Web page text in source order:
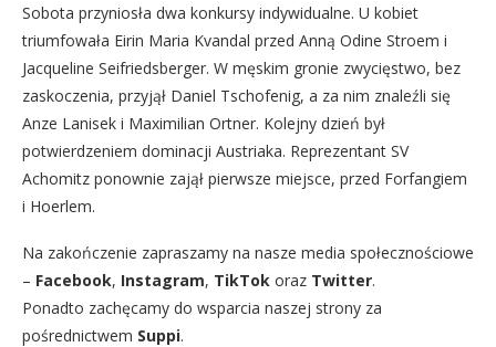
Sobota przyniosła dwa konkursy indywidualne. U kobiet
triumfowała Eirin Maria Kvandal przed Anną Odine Stroem i
Jacqueline Seifriedsberger. W męskim gronie zwycięstwo, bez
zaskoczenia, przyjął Daniel Tschofenig, a za nim znaleźli się
Anze Lanisek i Maximilian Ortner. Kolejny dzień był
potwierdzeniem dominacji Austriaka. Reprezentant SV
Achomitz ponownie zajął pierwsze miejsce, przed Forfangiem
i Hoerlem.
Na zakończenie zapraszamy na nasze media społecznościowe
– Facebook, Instagram, TikTok oraz Twitter.
Ponadto zachęcamy do wsparcia naszej strony za
pośrednictwem Suppi.